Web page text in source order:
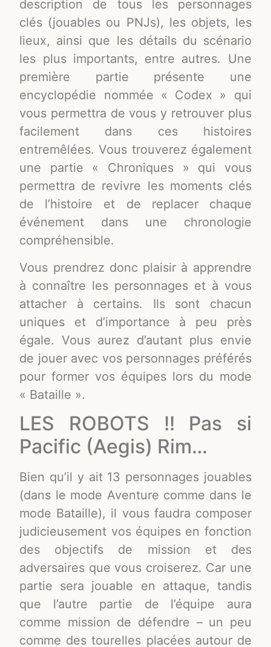
description de tous les personnages
clés (jouables ou PNJs), les objets, les
lieux, ainsi que les détails du scénario
les plus importants, entre autres. Une
première partie présente une
encyclopédie nommée « Codex » qui
vous permettra de vous y retrouver plus
facilement dans ces histoires
entremêlées. Vous trouverez également
une partie « Chroniques » qui vous
permettra de revivre les moments clés
de l’histoire et de replacer chaque
événement dans une chronologie
compréhensible.
Vous prendrez donc plaisir à apprendre
à connaître les personnages et à vous
attacher à certains. Ils sont chacun
uniques et d’importance à peu près
égale. Vous aurez d’autant plus envie
de jouer avec vos personnages préférés
pour former vos équipes lors du mode
« Bataille ».
LES ROBOTS !! Pas si
Pacific (Aegis) Rim…
Bien qu’il y ait 13 personnages jouables
(dans le mode Aventure comme dans le
mode Bataille), il vous faudra composer
judicieusement vos équipes en fonction
des objectifs de mission et des
adversaires que vous croiserez. Car une
partie sera jouable en attaque, tandis
que l’autre partie de l’équipe aura
comme mission de défendre – un peu
comme des tourelles placées autour de